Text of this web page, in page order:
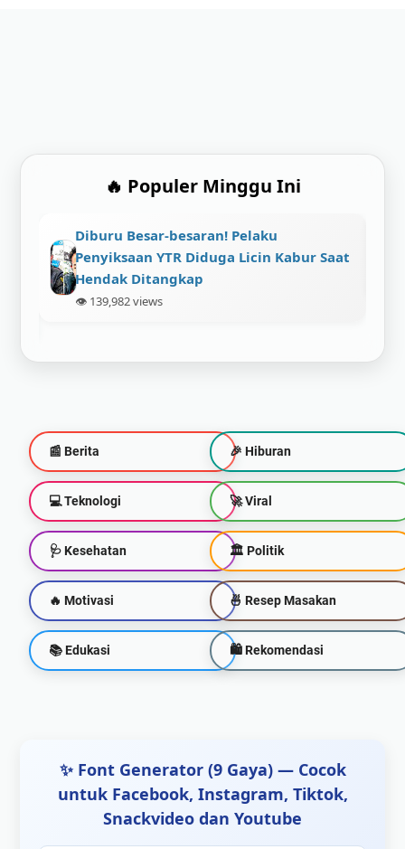
🔥 Populer Minggu Ini
Viral! Maling Gasak Vario Baru, Tapi
Malah Tinggalin Motor Sendiri di TKP
👁️ 136,794 views
📰 Berita
💻 Teknologi
🩺 Kesehatan
🔥 Motivasi
📚 Edukasi
🎉 Hiburan
🚀 Viral
🏛️ Politik
🍜 Resep Masakan
🛍 Rekomendasi
✨ Font Generator (9 Gaya) — Cocok
untuk Facebook, Instagram, Tiktok,
Snackvideo dan Youtube